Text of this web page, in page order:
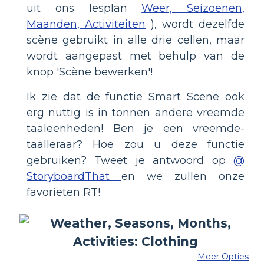
uit ons lesplanWeer, Seizoenen,
Maanden, Activiteiten ), wordt dezelfde
scène gebruikt in alle drie cellen, maar
wordt aangepast met behulp van de
knop 'Scène bewerken'!
Ik zie dat de functie Smart Scene ook
erg nuttig is in tonnen andere vreemde
taaleenheden! Ben je een vreemde-
taalleraar? Hoe zou u deze functie
gebruiken? Tweet je antwoord op @
StoryboardThat en we zullen onze
favorieten RT!
Meer Opties